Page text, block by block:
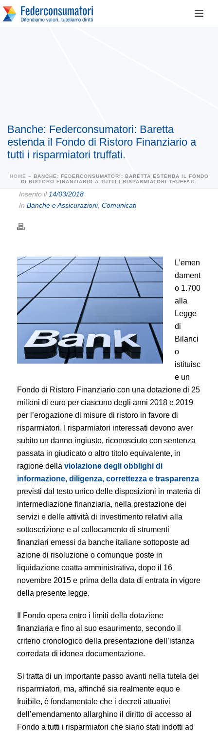
Banche: Federconsumatori: Baretta
estenda il Fondo di Ristoro Finanziario a
tutti i risparmiatori truffati.
HOME » BANCHE: FEDERCONSUMATORI: BARETTA ESTENDA IL FONDO
DI RISTORO FINANZIARIO A TUTTI I RISPARMIATORI TRUFFATI.
Inserito il 14/03/2018
In Banche e Assicurazioni, Comunicati
L’emen
dament
o 1.700
alla
Legge
di
Bilanci
o
istituisc
e un
Fondo di Ristoro Finanziario con una dotazione di 25
milioni di euro per ciascuno degli anni 2018 e 2019
per l’erogazione di misure di ristoro in favore di
risparmiatori. I risparmiatori interessati devono aver
subito un danno ingiusto, riconosciuto con sentenza
passata in giudicato o altro titolo equivalente, in
ragione della violazione degli obblighi di
informazione, diligenza, correttezza e trasparenza
previsti dal testo unico delle disposizioni in materia di
intermediazione finanziaria, nella prestazione dei
servizi e delle attività di investimento relativi alla
sottoscrizione e al collocamento di strumenti
finanziari emessi da banche italiane sottoposte ad
azione di risoluzione o comunque poste in
liquidazione coatta amministrativa, dopo il 16
novembre 2015 e prima della data di entrata in vigore
della presente legge.
Il Fondo opera entro i limiti della dotazione
finanziaria e fino al suo esaurimento, secondo il
criterio cronologico della presentazione dell’istanza
corredata di idonea documentazione.
Si tratta di un importante passo avanti nella tutela dei
risparmiatori, ma, affinché sia realmente equo e
fruibile, è fondamentale che i decreti attuativi
dell’emendamento allarghino il diritto di accesso al
Fondo a tutti i risparmiatori che siano stati indotti ad